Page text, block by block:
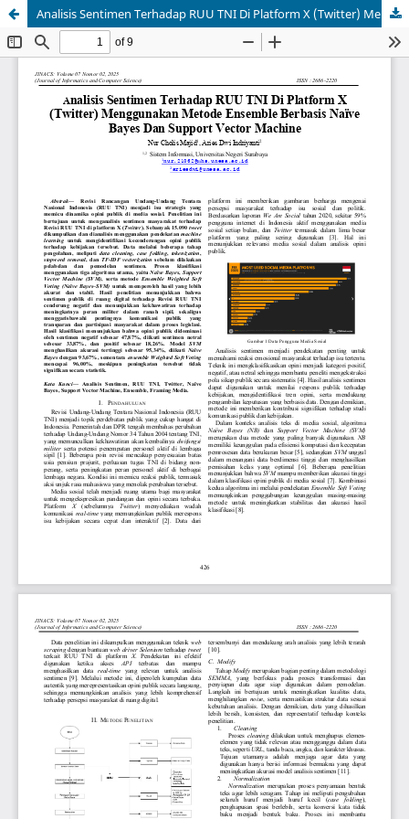
Analisis Sentimen Terhadap RUU TNI Di Platform X (Twitter) Menggunakan Metode Ensemble Berbasis Naïve Bayes Dan Support Vector Machine